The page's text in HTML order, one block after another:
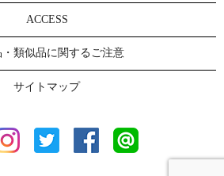
ACCESS
類似品に関するご注意
サイトマップ